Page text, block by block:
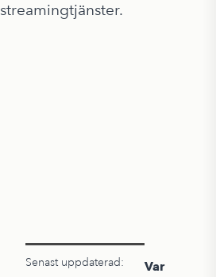
streamingtjänster.
Senast uppdaterad:
Var